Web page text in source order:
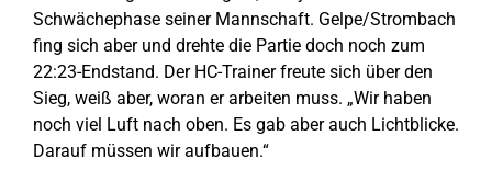
Schwächephase seiner Mannschaft. Gelpe/Strombach
fing sich aber und drehte die Partie doch noch zum
22:23-Endstand. Der HC-Trainer freute sich über den
Sieg, weiß aber, woran er arbeiten muss. „Wir haben
noch viel Luft nach oben. Es gab aber auch Lichtblicke.
Darauf müssen wir aufbauen.“